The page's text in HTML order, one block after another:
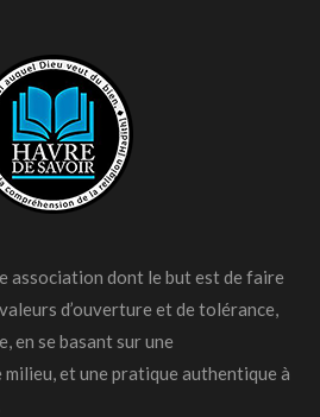
association dont le but est de faire
d’ouverture et de tolérance,
en se basant sur une
et une pratique authentique à